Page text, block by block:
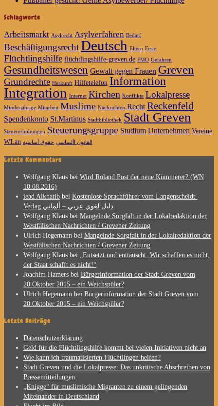
Schlagworte
Arbeitsmarkt Asylrecht Asylverfahren Bedarf
BeschäftigungsrechtDeutsch Eltern Feste
Flüchtlingshilfe flüchtlingshilfe-greven.de FMO Gefahren
Gesundheitswesen Gewalt gegen Frauen Greven
Grundrechte Herkunft Hilfetelefon Information
Integration Internet Kirchen Konflikte Lokalpresse
Minderjährige Mitarbeit Muslime Nachrichten Recht Reckenfeld
Spendenkonto St.Martinus Stadtbibliothek Stadt Greven
Steuererhöhungen Steuerungsgruppe Studium Unternehmen Vereine
WLan
القانون األساسي حقوق أساسية
Letzte Kommentare
Wolfgang Klaus bei Wird Roland Post der neue Kümmerer? (WN
10.08.2016)
iead Alkhatib bei Kostenlose Sprachführer vom Langenscheidt-
Verlag دليل لغوي عربي – ألماني
Wolfgang Klaus bei Mangelnde Sorgfalt in der Lokalredaktion der
Westfälischen Nachrichten / Grevener Zeitung
Ulrich Hegemann bei Mangelnde Sorgfalt in der Lokalredaktion der
Westfälischen Nachrichten / Grevener Zeitung
Wolfgang Klaus bei
„Entsetzt und enttäuscht: Wir schaffen es nicht,
der Staat schafft es nicht!“
Joachim Hamers bei Bürgerinformation der Stadt Greven vom
20.Oktober 2015 – ein Weichspüler?
Ulrich Hegemann bei Bürgerinformation der Stadt Greven vom
20.Oktober 2015 – ein Weichspüler?
Letzte Beiträge
Datenschutzerklärung
Geld für die Flüchtlingshilfe kommt bei vielen Initiativen nicht an
Wie kann ich traumatisierten Flüchtlingen helfen?
Stadt Greven und die Lokalpresse: Das unkritische Abschreiben von
Pressemitteilungen
„Knigge“ für muslimische Migranten zu einem gelingenden
Miteinander in Deutschland